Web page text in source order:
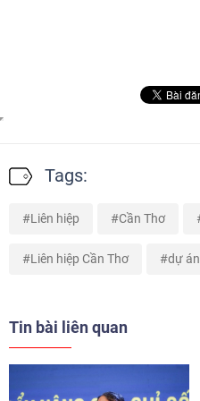
Tags:
Liên hiệp Cần Thơ
Liên hiệp Cần Thơ dự án
Tin bài liên quan